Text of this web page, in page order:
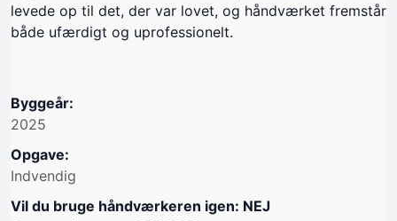
levede op til det, der var lovet, og håndværket fremstår
både ufærdigt og uprofessionelt.
Byggeår:
2025
Opgave:
Indvendig
Vil du bruge håndværkeren igen: NEJ